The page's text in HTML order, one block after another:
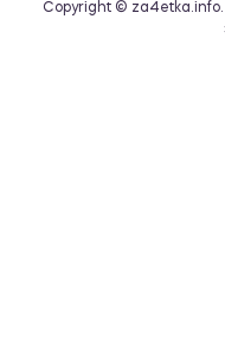
Copyright ©